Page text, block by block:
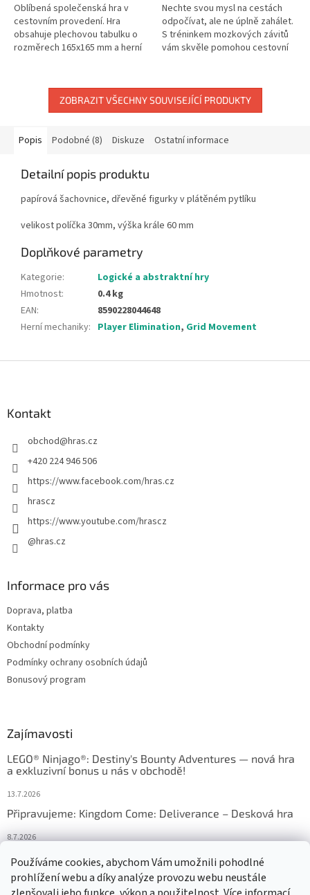
Používáme cookies, abychom Vám umožnili pohodlné
prohlížení webu a díky analýze provozu webu neustále
Oblíbená společenská hra v
cestovním provedení. Hra
obsahuje plechovou tabulku o
rozměrech 165x165 mm a herní
jsou 15x7mm.
Nechte svou mysl na cestách
odpočívat, ale ne úplně zahálet.
S tréninkem mozkových závitů
vám skvěle pomohou cestovní
se...
ZOBRAZIT VŠECHNY SOUVISEJÍCÍ PRODUKTY
Popis Podobné (8) Diskuze Ostatní informace
Detailní popis produktu
papírová šachovnice, dřevěné figurky v plátěném pytlíku
velikost políčka 30mm, výška krále 60 mm
Doplňkové parametry
Kategorie:
Logické a abstraktní hry
Hmotnost:
0.4 kg
EAN:
8590228044648
Herní mechaniky: Player Elimination, Grid Movement
Kontakt
obchod@hras.cz
+420 224 946 506
https://www.facebook.com/hras.cz
hrascz
https://www.youtube.com/hrascz
@hras.cz
Informace pro vás
Doprava, platba
Kontakty
Obchodní podmínky
Podmínky ochrany osobních údajů
Bonusový program
Zajímavosti
LEGO® Ninjago®: Destiny's Bounty Adventures — nová hra
a exkluzivní bonus u nás v obchodě!
13.7.2026
Připravujeme: Kingdom Come: Deliverance – Desková hra
8.7.2026
Nejlepší deskové hry: výběr, který frčí v celém Česku
18.6.2026